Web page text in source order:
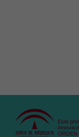
Este
ORDEN